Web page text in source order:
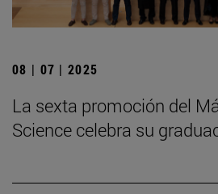
08 | 07 | 2025
La sexta promoción del
Science celebra su